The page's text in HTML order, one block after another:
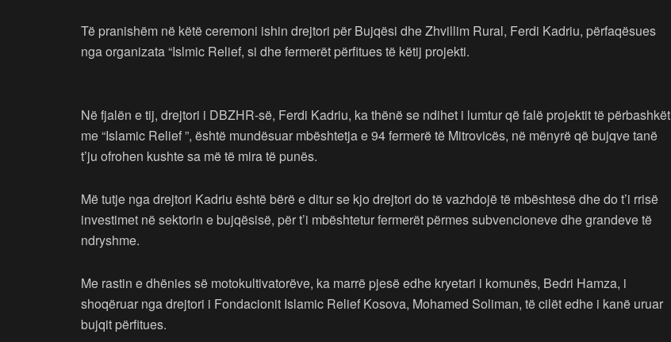
Të pranishëm në këtë ceremoni ishin drejtori për Bujqësi dhe Zhvillim Rural, Ferdi Kadriu, përfaqësues
nga organizata “Islmic Relief, si dhe fermerët përfitues të këtij projekti.
Në fjalën e tij, drejtori i DBZHR-së, Ferdi Kadriu, ka thënë se ndihet i lumtur që falë projektit të përbashkët
me “Islamic Relief ”, është mundësuar mbështetja e 94 fermerë të Mitrovicës, në mënyrë që bujqve tanë
t’ju ofrohen kushte sa më të mira të punës.
Më tutje nga drejtori Kadriu është bërë e ditur se kjo drejtori do të vazhdojë të mbështesë dhe do t’i rrisë
investimet në sektorin e bujqësisë, për t’i mbështetur fermerët përmes subvencioneve dhe grandeve të
ndryshme.
Me rastin e dhënies së motokultivatorëve, ka marrë pjesë edhe kryetari i komunës, Bedri Hamza, i
shoqëruar nga drejtori i Fondacionit Islamic Relief Kosova, Mohamed Soliman, të cilët edhe i kanë uruar
bujqit përfitues.